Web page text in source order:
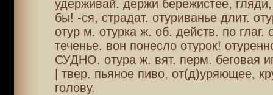
удерживай. держи бережистее,
бы! -ся, страдат. отуриванье длит.
отур м. отурка ж. об. действ. по глаг.
теченье. вон понесло отурок!
СУДНО. отура ж. вят. перм. беговая
| твер. пьяное пиво, от(д)уряющее,
голову.